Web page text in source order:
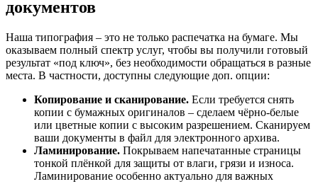
документов
Наша типография – это не только распечатка на бумаге. Мы
оказываем полный спектр услуг, чтобы вы получили готовый
результат «под ключ», без необходимости обращаться в разные
места. В частности, доступны следующие доп. опции:
Копирование и сканирование. Если требуется снять
копии с бумажных оригиналов – сделаем чёрно-белые
или цветные копии с высоким разрешением. Сканируем
ваши документы в файл для электронного архива.
Ламинирование. Покрываем напечатанные страницы
тонкой плёнкой для защиты от влаги, грязи и износа.
Ламинирование особенно актуально для важных